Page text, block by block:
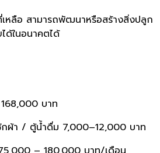
หลือ สามารถพัฒนาหรือสร้างสิ่งปลูก
ด้ในอนาคตได้
บาท
ซักผ้า / ตู้น้ำดื่ม 7,000–12,000 บาท